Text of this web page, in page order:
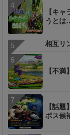
【キ
うとは
相互リ
【不
【話
ボス候